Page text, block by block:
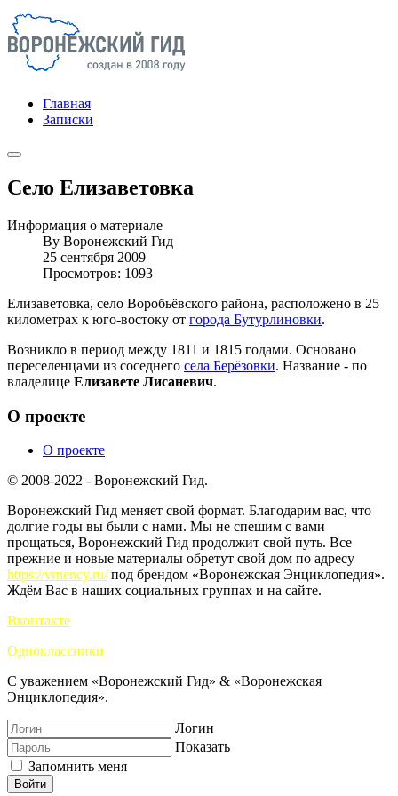
Главная
Записки
Село Елизаветовка
Информация о материале
By Воронежский Гид
25 сентября 2009
Просмотров: 1093
Елизаветовка, село Воробьёвского района, расположено в 25
километрах к юго-востоку от города Бутурлиновки.
Возникло в период между 1811 и 1815 годами. Основано
переселенцами из соседнего села Берёзовки. Название - по
владелице Елизавете Лисаневич.
О проекте
О проекте
© 2008-2022 - Воронежский Гид.
Воронежский Гид меняет свой формат. Благодарим вас, что
долгие годы вы были с нами. Мы не спешим с вами
прощаться, Воронежский Гид продолжит свой путь. Все
прежние и новые материалы обретут свой дом по адресу
https://vrnency.ru/под брендом «Воронежская Энциклопедия».
Ждём Вас в наших социальных группах и на сайте.
Вконтакте
Одноклассники
С уважением «Воронежский Гид» & «Воронежская
Энциклопедия».
Логин
Показать
Запомнить меня
Войти